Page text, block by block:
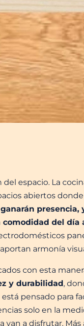
espacio. La
abiertos
presencia,
del día
armonía
con esta
y durabilidad,
pensado para
solo en la
a disfrutar.